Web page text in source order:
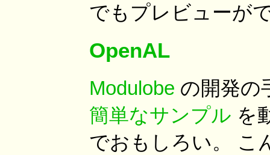
でもプレビューが
OpenAL
Modulobe の開発の
簡単なサンプル を
でおもしろい。 こ